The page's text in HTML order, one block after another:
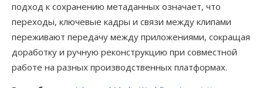
подход к сохранению метаданных означает, что
переходы, ключевые кадры и связи между клипами
переживают передачу между приложениями, сокращая
доработку и ручную реконструкцию при совместной
работе на разных производственных платформах.